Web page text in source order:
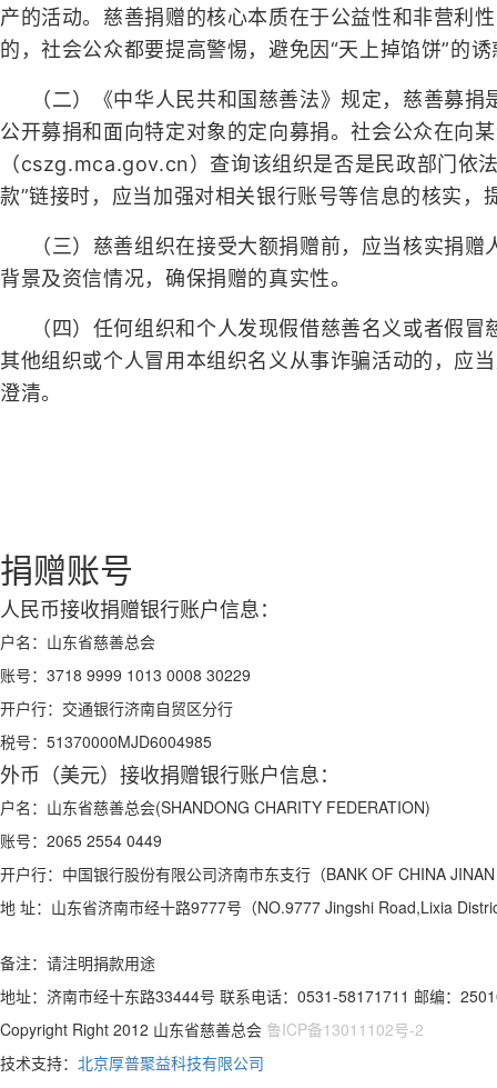
产的活动。慈善捐赠的核心本质在于公益性和非营利
的，社会公众都要提高警惕，避免因“天上掉馅饼”的
（二）《中华人民共和国慈善法》规定，慈善募
公开募捐和面向特定对象的定向募捐。社会公众在向
（cszg.mca.gov.cn）查询该组织是否是民政部门依
款”链接时，应当加强对相关银行账号等信息的核实，
（三）慈善组织在接受大额捐赠前，应当核实捐
背景及资信情况，确保捐赠的真实性。
（四）任何组织和个人发现假借慈善名义或者假
其他组织或个人冒用本组织名义从事诈骗活动的，应
澄清。
捐赠账号
人民币接收捐赠银行账户信息：
户名： 山东省慈善总会
账号： 3718 9999 1013 0008 30229
开户行： 交通银行济南自贸区分行
税号： 51370000MJD6004985
外币（美元）接收捐赠银行账户信息：
户名： 山东省慈善总会(SHANDONG CHARITY FEDERATION)
账号： 2065 2554 0449
开户行： 中国银行股份有限公司济南市东支行（BANK OF CHINA
地 址： 山东省济南市经十路9777号（NO.9777 Jingshi Road,Lixia
备注：请注明捐款用途
地址：济南市经十东路33444号 联系电话：0531-58171711 邮编：
Copyright Right 2012 山东省慈善总会 鲁ICP备13011102号-2
技术支持： 北京厚普聚益科技有限公司